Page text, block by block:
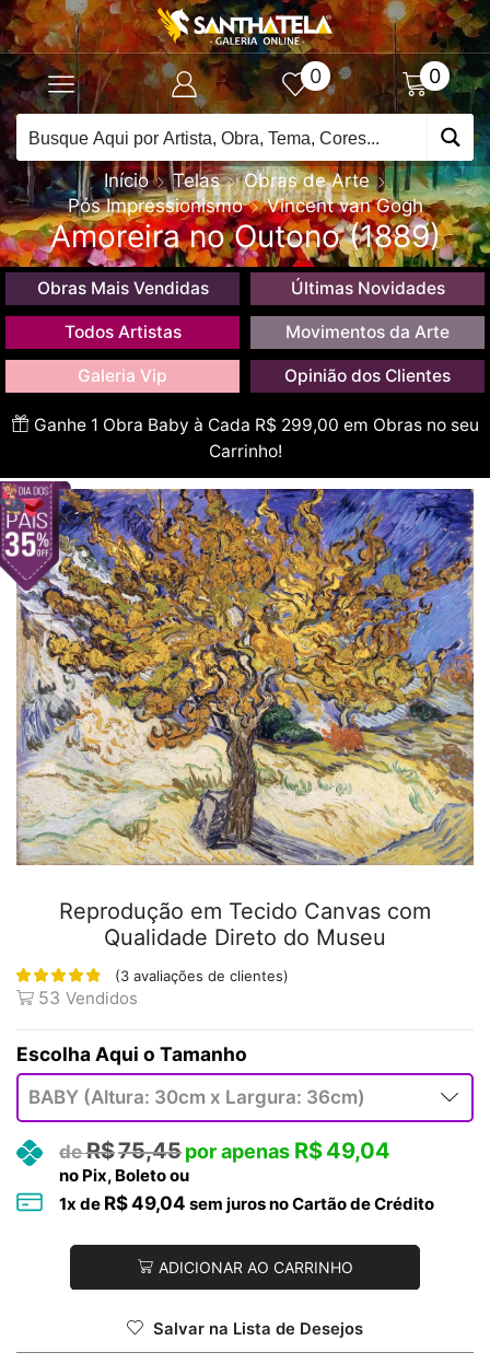
0 0
Início Telas
Obras de Arte
Pós Impressionismo
Vincent van Gogh
Amoreira no Outono (1889)
Obras Mais Vendidas Últimas Novidades
Todos Artistas Movimentos da Arte
Galeria Vip Opinião dos Clientes
Ganhe 1 Obra Baby à Cada R$ 299,00 em Obras no seu
Carrinho!
Reprodução em Tecido Canvas com
Qualidade Direto do Museu
(3 avaliações de clientes)
53 Vendidos
Tamanho
R$75,45 R$49,04
no Pix, Boleto ou
1x de R$49,04 sem juros no Cartão de Crédito
ADICIONAR AO CARRINHO
Salvar na Lista de Desejos